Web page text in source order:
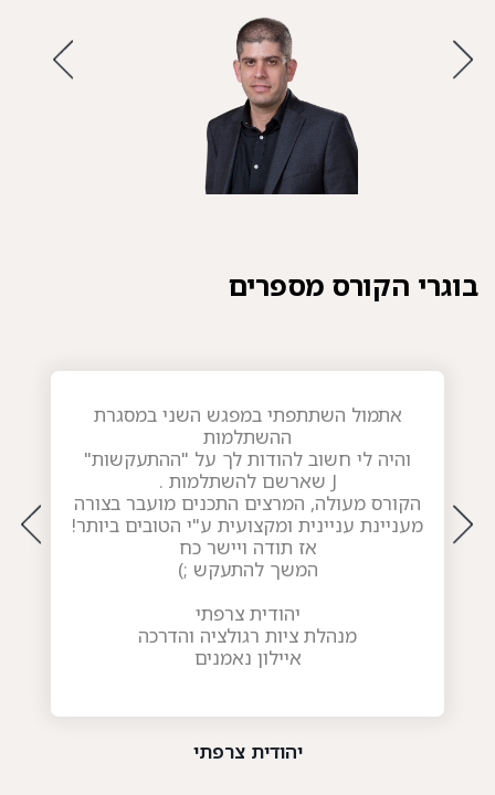
בוגרי הקורס מספרים
אתמול השתתפתי במפגש השני במסגרת
ההשתלמות
והיה לי חשוב להודות לך על "ההתעקשות"
J שארשם להשתלמות .
הקורס מעולה, המרצים התכנים מועבר בצורה
מעניינת עניינית ומקצועית ע"י הטובים ביותר!
אז תודה ויישר כח
המשך להתעקש ;)
יהודית צרפתי
מנהלת ציות רגולציה והדרכה
איילון נאמנים
יהודית צרפתי